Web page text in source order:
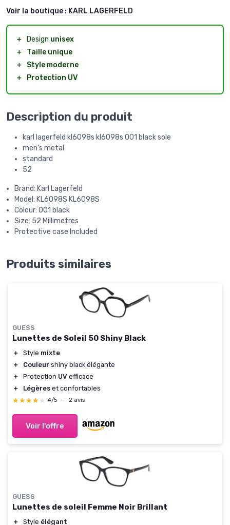
Voir la boutique : KARL LAGERFELD
＋ Design unisex
＋
Taille unique
＋
Style moderne
＋
Protection UV
Description du produit
karl lagerfeld kl6098s kl6098s 001 black sole
men's metal
standard
52
Brand: Karl Lagerfeld
Model: KL6098S KL6098S
Colour: 001 black
Size: 52 Millimetres
Protective case Included
Produits similaires
GUESS
Lunettes de Soleil 50 Shiny Black
＋ Style mixte
＋
Couleur shiny black élégante
＋
Protection UV efficace
＋
Légères et confortables
★★★★★
★★★★★ 4/5 — 2 avis
Voir l'offre
GUESS
Lunettes de soleil Femme Noir Brillant
＋ Style élégant